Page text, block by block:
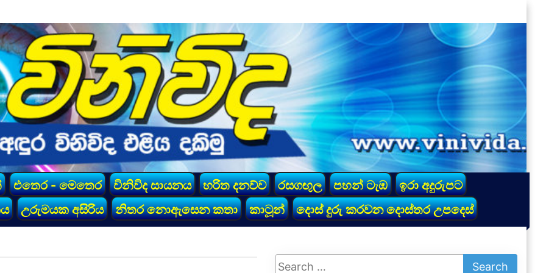
එතෙර - මෙතෙර විනිවිද සායනය හරිත දනව්ව රසගඟුල පහන් ටැඹ
ඉරා අදුරුපට
උරුමයක අසිරිය නිතර නොඇසෙන කතා කාටූන් දොස් දුරු කරවන දොස්තර උපදෙස්